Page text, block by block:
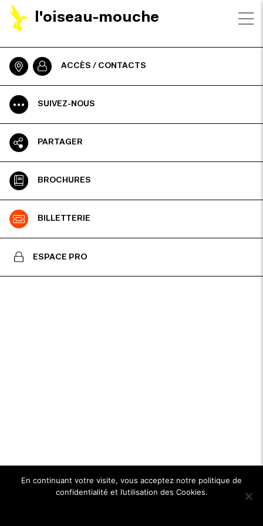
l'oiseau-mouche
ACCÈS / CONTACTS
SUIVEZ-NOUS
PARTAGER
BROCHURES
BILLETTERIE
ESPACE PRO
En continuant votre visite, vous acceptez notre politique de
confidentialité et l’utilisation des Cookies.